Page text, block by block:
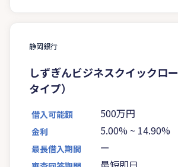
静岡銀行
しずぎんビジネスクイックロ
タイプ）
借入可能額 500万円
金利 5.00% ~ 14.90%
最長借入期間 ー